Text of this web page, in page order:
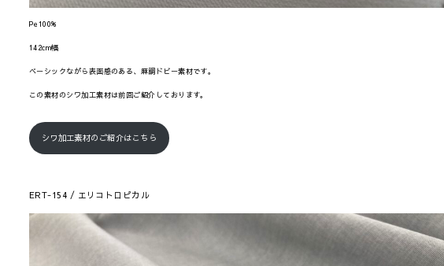
Pe100%
142cm幅
ベーシックながら表面感のある、麻調ドビー素材です。
この素材のシワ加工素材は前回ご紹介しております。
シワ加工素材のご紹介はこちら
ERT-154 / エリコトロピカル